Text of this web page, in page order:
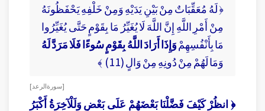
﴿ لَهُ مُعَقِّبَاتٌ مِنْ بَيْنِ يَدَيْهِ وَمِنْ خَلْفِهِ يَحْفَظُونَهُ
مِنْ أَمْرِ اللَّهِ إِنَّ اللَّهَ لَا يُغَيِّرُ مَا بِقَوْمٍ حَتَّى يُغَيِّرُوا
مَا بِأَنْفُسِهِمْوَإِذَا أَرَادَ اللَّهُ بِقَوْمٍ سُوءًا فَلَا مَرَدَّ لَهُ
وَمَا لَهُمْ مِنْ دُونِهِ مِنْ وَالٍ (11) ﴾
[ سورة الرعد ]
﴿ انظُرْ كَيْفَ فَضَّلْنَا بَعْضَهُمْ عَلَى بَعْضٍ وَلَلْآخِرَةُ أَكْبَرُ